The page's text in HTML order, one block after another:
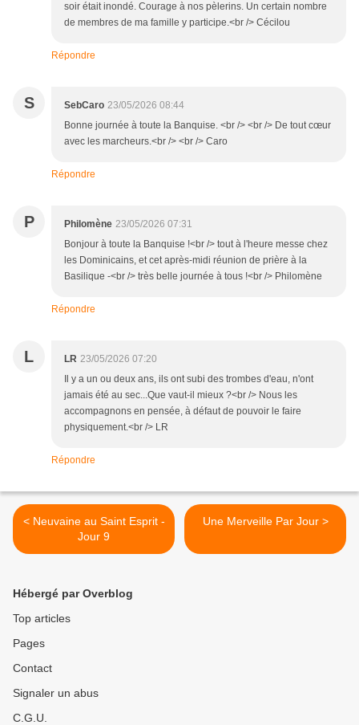
soir était inondé. Courage à nos pèlerins. Un certain nombre
de membres de ma famille y participe.<br /> Cécilou
Répondre
S SebCaro 23/05/2026 08:44
Bonne journée à toute la Banquise. <br /> <br /> De tout cœur
avec les marcheurs.<br /> <br /> Caro
Répondre
P Philomène 23/05/2026 07:31
Bonjour à toute la Banquise !<br /> tout à l'heure messe chez
les Dominicains, et cet après-midi réunion de prière à la
Basilique -<br /> très belle journée à tous !<br /> Philomène
Répondre
L LR 23/05/2026 07:20
Il y a un ou deux ans, ils ont subi des trombes d'eau, n'ont
jamais été au sec...Que vaut-il mieux ?<br /> Nous les
accompagnons en pensée, à défaut de pouvoir le faire
physiquement.<br /> LR
Répondre
< Neuvaine au Saint Esprit -
Jour 9
Une Merveille Par Jour >
Hébergé par Overblog
Top articles
Pages
Contact
Signaler un abus
C.G.U.